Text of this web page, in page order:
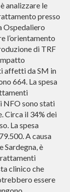
analizzare le
presso
Ospedaliero
l’orientamento
di TRF
affetti da SM in
664. La spesa
NFO sono stati
Circa il 34% dei
La spesa
A causa
Sardegna, è
clinico che
essere